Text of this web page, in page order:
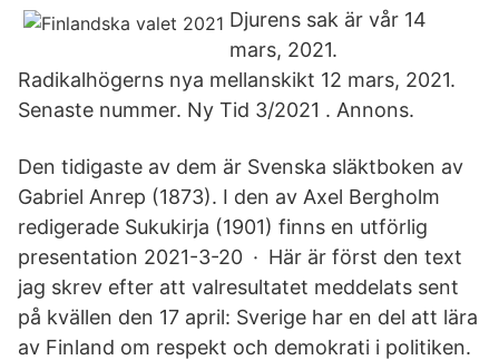
Djurens sak är vår 14
mars, 2021.
Radikalhögerns nya mellanskikt 12 mars, 2021.
Senaste nummer. Ny Tid 3/2021 . Annons.
Den tidigaste av dem är Svenska släktboken av
Gabriel Anrep (1873). I den av Axel Bergholm
redigerade Sukukirja (1901) finns en utförlig
presentation 2021-3-20 · Här är först den text
jag skrev efter att valresultatet meddelats sent
på kvällen den 17 april: Sverige har en del att lära
av Finland om respekt och demokrati i politiken.